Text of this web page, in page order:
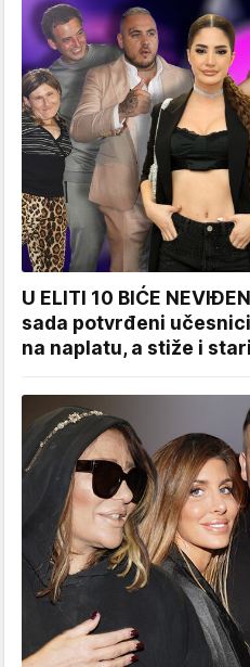
U ELITI 10 BIĆE
sada potvrđeni
na naplatu, a stiže i